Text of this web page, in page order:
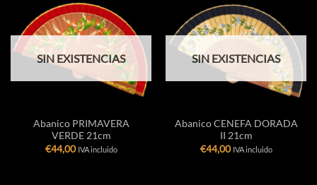
SIN EXISTENCIAS
Abanico PRIMAVERA
VERDE 21cm
€44,00 IVA incluido
SIN EXISTENCIAS
Abanico CENEFA DORADA
II 21cm
€44,00 IVA incluido